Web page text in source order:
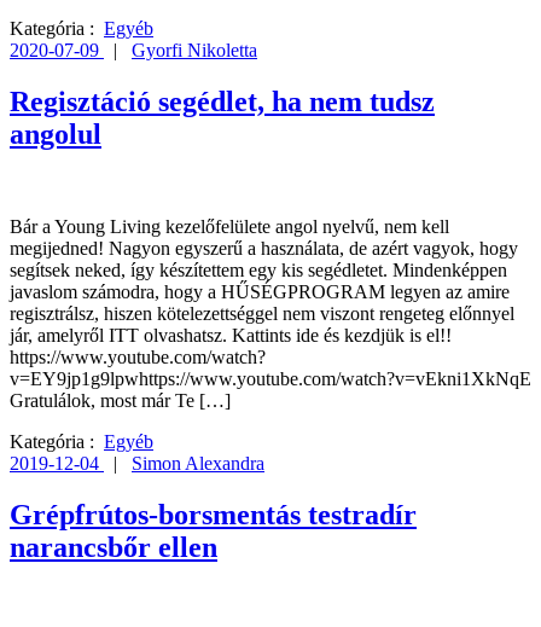
Kategória : Egyéb
2020-07-09
| Gyorfi Nikoletta
Regisztáció segédlet, ha nem tudsz
angolul
Bár a Young Living kezelőfelülete angol nyelvű, nem kell
megijedned! Nagyon egyszerű a használata, de azért vagyok, hogy
segítsek neked, így készítettem egy kis segédletet. Mindenképpen
javaslom számodra, hogy a HŰSÉGPROGRAM legyen az amire
regisztrálsz, hiszen kötelezettséggel nem viszont rengeteg előnnyel
jár, amelyről ITT olvashatsz. Kattints ide és kezdjük is el!!
https://www.youtube.com/watch?
v=EY9jp1g9lpwhttps://www.youtube.com/watch?v=vEkni1XkNqE
Gratulálok, most már Te […]
Kategória : Egyéb
2019-12-04
| Simon Alexandra
Grépfrútos-borsmentás testradír
narancsbőr ellen